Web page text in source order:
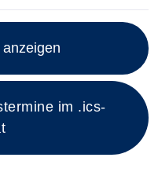
zum diesen Kurs
im .ics-